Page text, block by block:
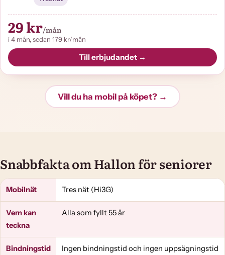
29 kr/mån
i 4 mån, sedan 179 kr/mån
Till erbjudandet →
Vill du ha mobil på köpet? →
Snabbfakta om Hallon för seniorer
Mobilnät Tres nät (Hi3G)
Vem kan
teckna
Alla som fyllt 55 år
Bindningstid Ingen bindningstid och ingen uppsägningstid